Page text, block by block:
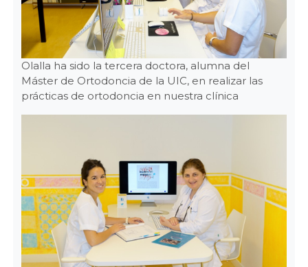
Olalla ha sido la tercera doctora, alumna del
Máster de Ortodoncia de la UIC, en realizar las
prácticas de ortodoncia en nuestra clínica